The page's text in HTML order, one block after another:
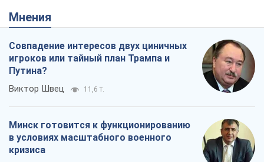
Мнения
Совпадение интересов двух циничных
игроков или тайный план Трампа и
Путина?
Виктор Швец 11,6 т.
Минск готовится к функционированию
в условиях масштабного военного
кризиса